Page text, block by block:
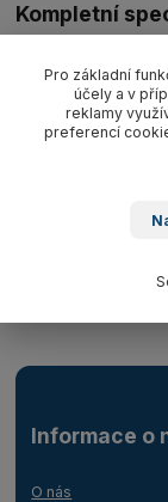
Kompletní
3,5 x 7 ms
50 cm, UV-
Zboží
Plachty a sítě
Informace o
O nás
Pro základní
účely a v
reklamy
preferencí